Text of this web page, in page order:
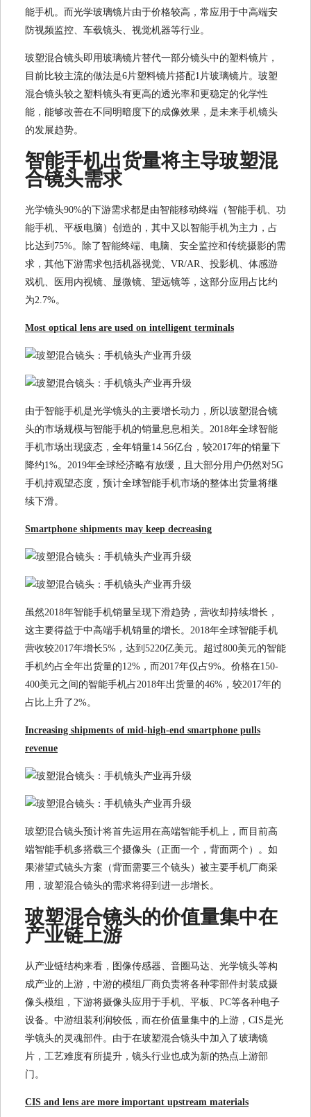
能手机。而光学玻璃镜片由于价格较高，常应用于中高端安
防视频监控、车载镜头、视觉机器等行业。
玻塑混合镜头即用玻璃镜片替代一部分镜头中的塑料镜片，
目前比较主流的做法是6片塑料镜片搭配1片玻璃镜片。玻塑
混合镜头较之塑料镜头有更高的透光率和更稳定的化学性
能，能够改善在不同明暗度下的成像效果，是未来手机镜头
的发展趋势。
智能手机出货量将主导玻塑混
合镜头需求
光学镜头90%的下游需求都是由智能移动终端（智能手机、功
能手机、平板电脑）创造的，其中又以智能手机为主力，占
比达到75%。除了智能终端、电脑、安全监控和传统摄影的需
求，其他下游需求包括机器视觉、VR/AR、投影机、体感游
戏机、医用内视镜、显微镜、望远镜等，这部分应用占比约
为2.7%。
Most optical lens are used on intelligent terminals
由于智能手机是光学镜头的主要增长动力，所以玻塑混合镜
头的市场规模与智能手机的销量息息相关。2018年全球智能
手机市场出现疲态，全年销量14.56亿台，较2017年的销量下
降约1%。2019年全球经济略有放缓，且大部分用户仍然对5G
手机持观望态度，预计全球智能手机市场的整体出货量将继
续下滑。
Smartphone shipments may keep decreasing
虽然2018年智能手机销量呈现下滑趋势，营收却持续增长，
这主要得益于中高端手机销量的增长。2018年全球智能手机
营收较2017年增长5%，达到5220亿美元。超过800美元的智能
手机约占全年出货量的12%，而2017年仅占9%。价格在150-
400美元之间的智能手机占2018年出货量的46%，较2017年的
占比上升了2%。
Increasing shipments of mid-high-end smartphone pulls
revenue
玻塑混合镜头预计将首先运用在高端智能手机上，而目前高
端智能手机多搭载三个摄像头（正面一个，背面两个）。如
果潜望式镜头方案（背面需要三个镜头）被主要手机厂商采
用，玻塑混合镜头的需求将得到进一步增长。
玻塑混合镜头的价值量集中在
产业链上游
从产业链结构来看，图像传感器、音圈马达、光学镜头等构
成产业的上游，中游的模组厂商负责将各种零部件封装成摄
像头模组，下游将摄像头应用于手机、平板、PC等各种电子
设备。中游组装利润较低，而在价值量集中的上游，CIS是光
学镜头的灵魂部件。由于在玻塑混合镜头中加入了玻璃镜
片，工艺难度有所提升，镜头行业也成为新的热点上游部
门。
CIS and lens are more important upstream materials